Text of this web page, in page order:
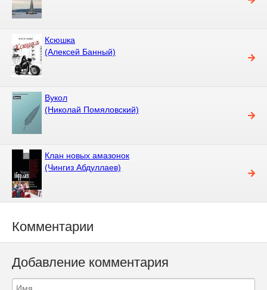
Ксюшка
(Алексей Банный)
Вукол
(Николай Помяловский)
Клан новых амазонок
(Чингиз Абдуллаев)
Комментарии
Добавление комментария